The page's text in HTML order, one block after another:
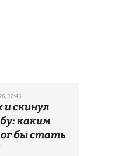
10:43
и скинул
каким
бы стать